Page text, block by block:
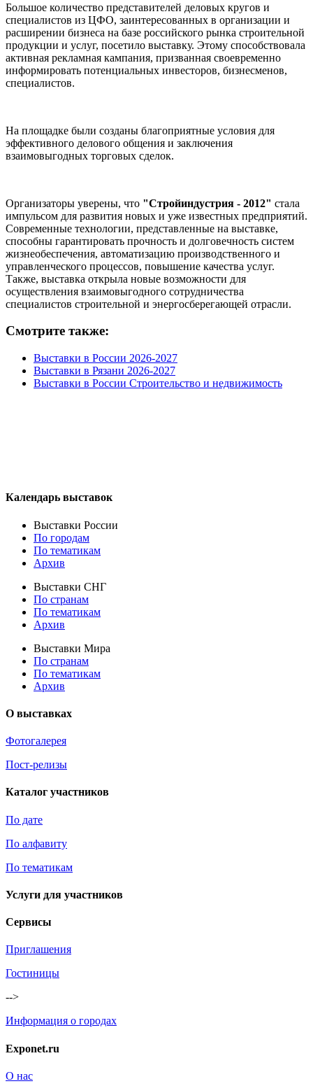
Большое количество представителей деловых кругов и
специалистов из ЦФО, заинтересованных в организации и
расширении бизнеса на базе российского рынка строительной
продукции и услуг, посетило выставку. Этому способствовала
активная рекламная кампания, призванная своевременно
информировать потенциальных инвесторов, бизнесменов,
специалистов.
На площадке были созданы благоприятные условия для
эффективного делового общения и заключения
взаимовыгодных торговых сделок.
Организаторы уверены, что "Стройиндустрия - 2012" стала
импульсом для развития новых и уже известных предприятий.
Современные технологии, представленные на выставке,
способны гарантировать прочность и долговечность систем
жизнеобеспечения, автоматизацию производственного и
управленческого процессов, повышение качества услуг.
Также, выставка открыла новые возможности для
осуществления взаимовыгодного сотрудничества
специалистов строительной и энергосберегающей отрасли.
Смотрите также:
Выставки в России 2026-2027
Выставки в Рязани 2026-2027
Выставки в России Строительство и недвижимость
Календарь выставок
Выставки России
По городам
По тематикам
Архив
Выставки СНГ
По странам
По тематикам
Архив
Выставки Мира
По странам
По тематикам
Архив
О выставках
Фотогалерея
Пост-релизы
Каталог участников
По дате
По алфавиту
По тематикам
Услуги для участников
Сервисы
Приглашения
Гостиницы
-->
Информация о городах
Exponet.ru
О нас